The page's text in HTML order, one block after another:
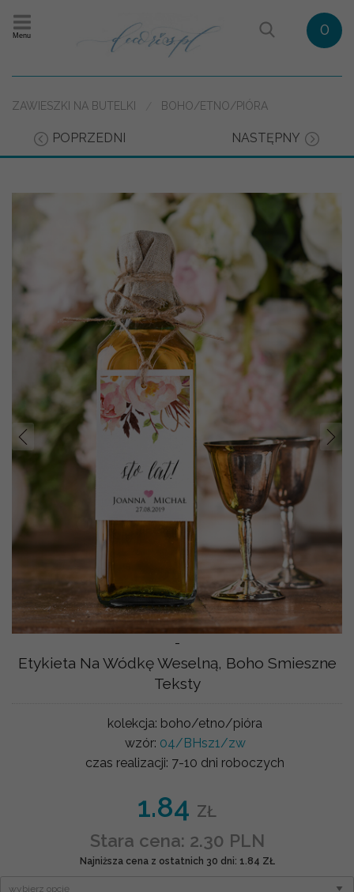
Menu 0
ZAWIESZKI NA BUTELKI BOHO/ETNO/PIÓRA
POPRZEDNI NASTĘPNY
-
Prev
Etykieta Na Wódkę Weselną, Boho Smieszne
Teksty
kolekcja: boho/etno/pióra
wzór: 04/BHsz1/zw
czas realizacji: 7-10 dni roboczych
1.84 ZŁ
Stara cena: 2.30 PLN
Najniższa cena z ostatnich 30 dni: 1.84 ZŁ